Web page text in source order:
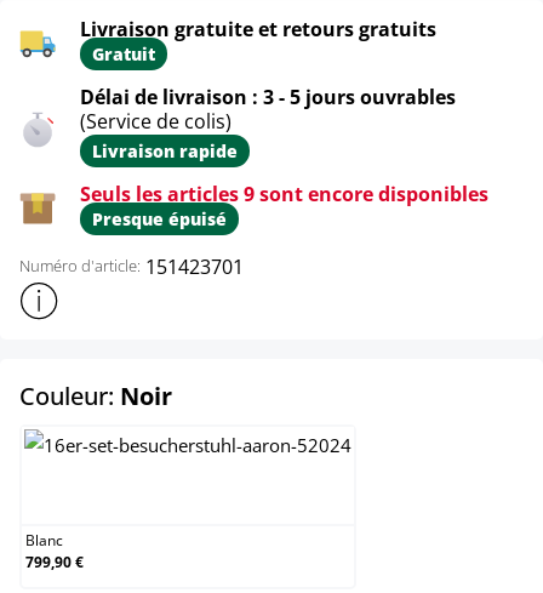
Livraison gratuite et retours gratuits
Gratuit
Délai de livraison : 3 - 5 jours ouvrables
(Service de colis)
Livraison rapide
Seuls les articles 9 sont encore disponibles
Presque épuisé
Numéro d'article: 151423701
Afficher plus d'informations sur le produit
Couleur: Noirselect
Blanc
799,90 €